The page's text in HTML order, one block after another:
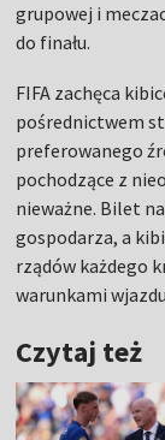
grupowej i
do finału.
FIFA zachęca
pośrednictwem
preferowanego
pochodzące z
nieważne. Bilet
gospodarza, a
rządów każdego
warunkami
Czytaj też